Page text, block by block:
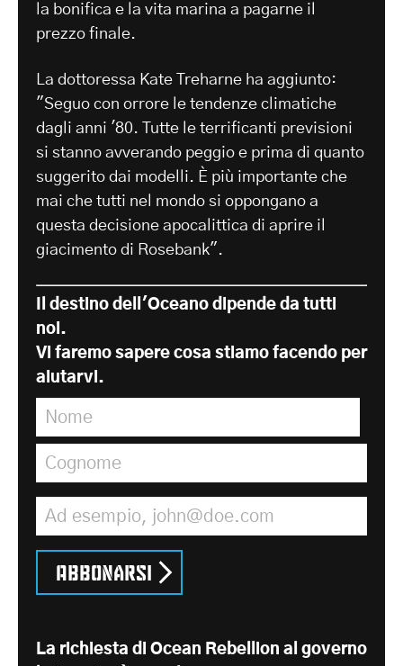
la bonifica e la vita marina a pagarne il
prezzo finale.
La dottoressa Kate Treharne ha aggiunto:
"Seguo con orrore le tendenze climatiche
dagli anni '80. Tutte le terrificanti previsioni
si stanno avverando peggio e prima di quanto
suggerito dai modelli. È più importante che
mai che tutti nel mondo si oppongano a
questa decisione apocalittica di aprire il
giacimento di Rosebank".
Il destino dell'Oceano dipende da tutti
noi.
Vi faremo sapere cosa stiamo facendo per
aiutarvi.
Nome
Cognome
Indirizzo e-mail *
Abbonarsi
La richiesta di Ocean Rebellion al governo